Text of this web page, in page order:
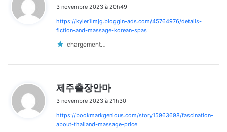
t
:
3 novembre 2023 à 20h49
https://kyler1lmjg.bloggin-ads.com/45764976/details-
fiction-and-massage-korean-spas
chargement…
제주출장안마
t
:
3 novembre 2023 à 21h30
https://bookmarkgenious.com/story15963698/fascination-
about-thailand-massage-price